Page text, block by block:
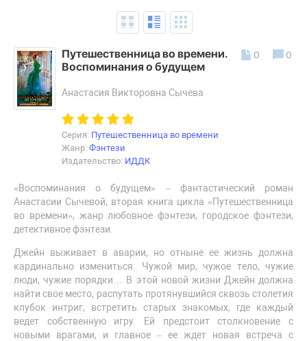
Путешественница во времени.
Воспоминания о будущем
Анастасия Викторовна Сычева
Серия: Путешественница во времени
Жанр: Фэнтези
Издательство: ИДДК
«Воспоминания о будущем» – фантастический роман
Анастасии Сычевой, вторая книга цикла «Путешественница
во времени», жанр любовное фэнтези, городское фэнтези,
детективное фэнтези.
Джейн выживает в аварии, но отныне ее жизнь должна
кардинально измениться. Чужой мир, чужое тело, чужие
люди, чужие порядки… В этой новой жизни Джейн должна
найти свое место, распутать протянувшийся сквозь столетия
клубок интриг, встретить старых знакомых, где каждый
ведет собственную игру. Ей предстоит столкновение с
новыми врагами, и главное – ее ждет новая встреча с
0 0